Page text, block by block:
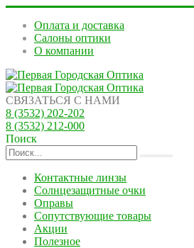
Оплата и доставка
Салоны оптики
О компании
СВЯЗАТЬСЯ С НАМИ
8 (3532) 202-202
8 (3532) 212-000
Поиск
Контактные линзы
Солнцезащитные очки
Оправы
Сопутствующие товары
Акции
Полезное